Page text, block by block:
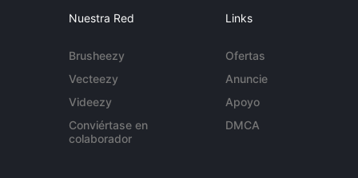
Nuestra Red
Brusheezy
Vecteezy
Videezy
Conviértase en
colaborador
Links
Ofertas
Anuncie
Apoyo
DMCA